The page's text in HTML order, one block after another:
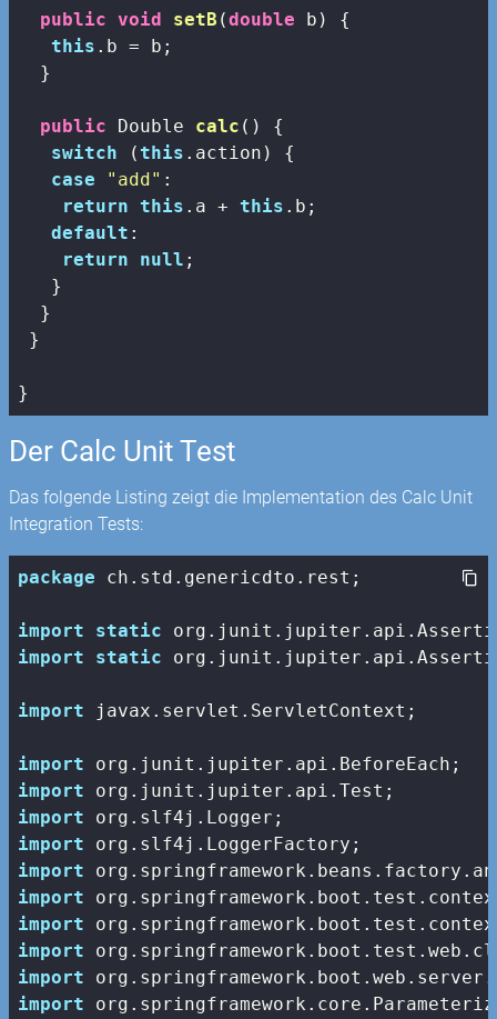
public void setB (double b)
{
this .b = b;
  }
public Double calc ()
{
switch (this .action) {
case
"add" :
return this .a + this .b;
default :
return
null ;
   }
  }
}
}
Der Calc Unit Test
Das folgende Listing zeigt die Implementation des Calc Unit
Integration Tests:
package ch.std.genericdto.rest;
import
static
import
static
import javax.servlet.ServletContext;
import
import
import
import
import
import
import
import
import
import